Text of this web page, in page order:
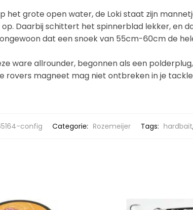
het grote open water, de Loki staat zijn
Daarbij schittert het spinnerblad lekker, en
dat een snoek van 55cm-60cm de
ware allrounder, begonnen als een
rovers magneet mag niet ontbreken in je
config Categorie: Rozemeijer Tags: hardbait